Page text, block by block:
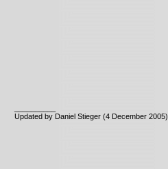
Updated by Daniel Stieger (4 December 2005)